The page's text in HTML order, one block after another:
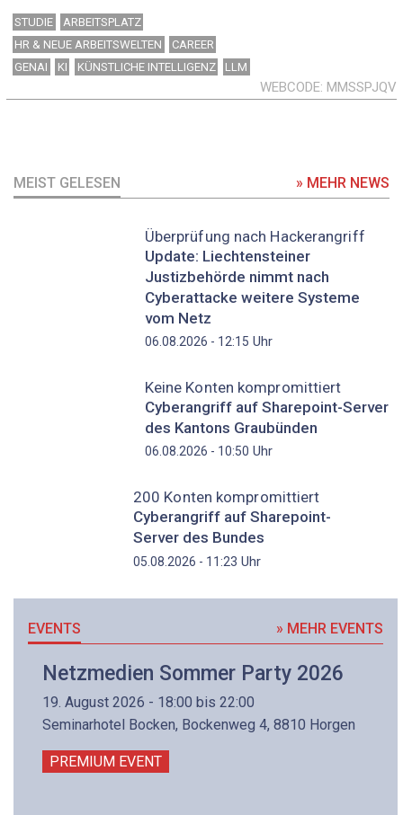
STUDIE
ARBEITSPLATZ
HR & NEUE ARBEITSWELTEN
CAREER
GENAI
KI KÜNSTLICHE INTELLIGENZ LLM
WEBCODE MMSSPJQV
MEIST GELESEN » MEHR NEWS
Überprüfung nach Hackerangriff
Update: Liechtensteiner
Justizbehörde nimmt nach
Cyberattacke weitere Systeme
vom Netz
06.08.2026 - 12:15 Uhr
Keine Konten kompromittiert
Cyberangriff auf Sharepoint-Server
des Kantons Graubünden
06.08.2026 - 10:50 Uhr
200 Konten kompromittiert
Cyberangriff auf Sharepoint-
Server des Bundes
05.08.2026 - 11:23 Uhr
EVENTS » MEHR EVENTS
Netzmedien Sommer Party 2026
19. August 2026 - 18:00 bis 22:00
Seminarhotel Bocken, Bockenweg 4, 8810 Horgen
PREMIUM EVENT